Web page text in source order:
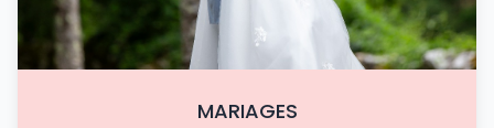
MARIAGES